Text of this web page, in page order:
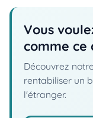
Vous
comme ce
Découvrez
rentabiliser un
l'étranger.